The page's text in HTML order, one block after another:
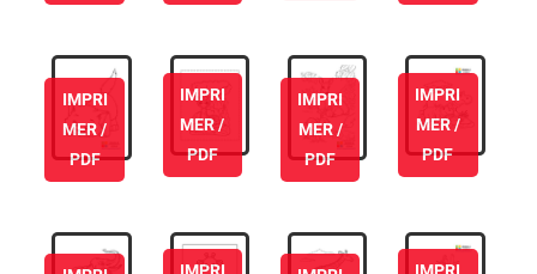
IMPRI
MER /
PDF
IMPRI
MER /
PDF
IMPRI
MER /
PDF
IMPRI
MER /
PDF